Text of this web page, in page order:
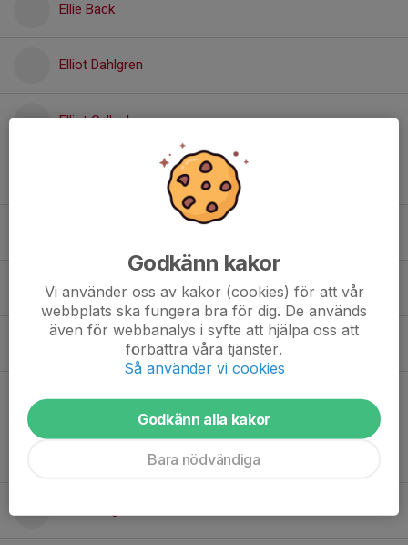
Ellie Back
Elliot Dahlgren
Elliot Gyllenberg
Freja Bölske
Gladys Sanchez
Hermine Schönbeck
Godkänn kakor
Vi använder oss av kakor (cookies) för att vår
webbplats ska fungera bra för dig. De används
även för webbanalys i syfte att hjälpa oss att
förbättra våra tjänster.
Så använder vi cookies
Godkänn alla kakor
Bara nödvändiga